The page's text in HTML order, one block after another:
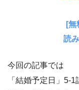
[
読
今回の記事では
「結婚予定日」5-1